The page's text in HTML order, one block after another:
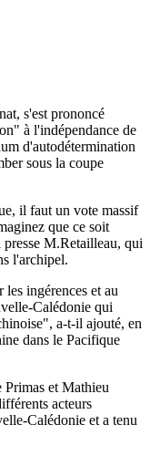
s'est prononcé
à l'indépendance de
d'autodétermination
sous la coupe
il faut un vote massif
que ce soit
M.Retailleau, qui
l'archipel.
ingérences et au
Calédonie qui
a-t-il ajouté, en
dans le Pacifique
Primas et Mathieu
acteurs
Calédonie et a tenu